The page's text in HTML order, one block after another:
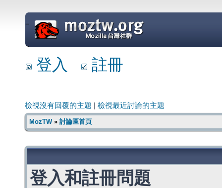
=
登入 註冊
檢視沒有回覆的主題 檢視最近討論的主題
MozTW» 討論區首頁
登入和註冊問題